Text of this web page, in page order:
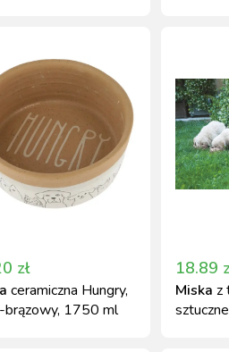
zł
ceramiczna Hungry,
brązowy, 1750 ml
18.89
Miska z